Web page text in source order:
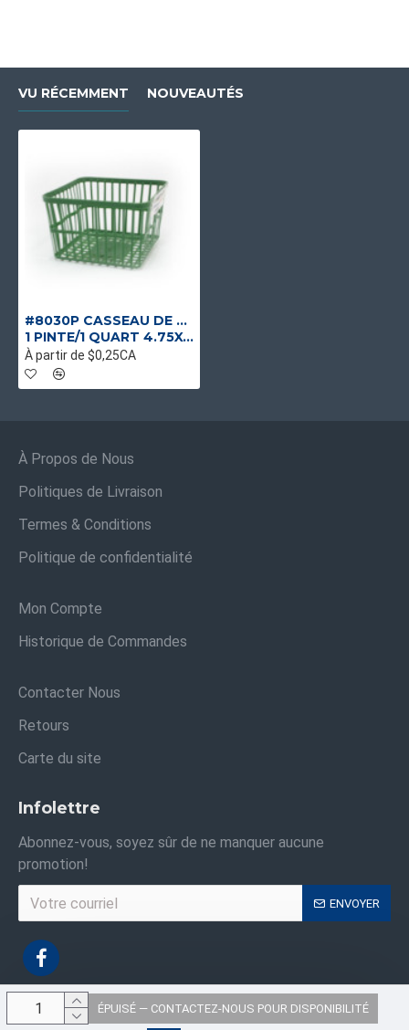
ÉPUISÉ — CONTACTEZ-NOUS POUR DISPONIBILITÉ
VU RÉCEMMENT NOUVEAUTÉS
#8030P CASSEAU DE PLASTIQUE VERT
1 PINTE/1 QUART 4.75X4.75X3.15
À partir de $0,25CA
À Propos de Nous
Politiques de Livraison
Termes & Conditions
Politique de confidentialité
Mon Compte
Historique de Commandes
Contacter Nous
Retours
Carte du site
Infolettre
Abonnez-vous, soyez sûr de ne manquer aucune
promotion!
ENVOYER